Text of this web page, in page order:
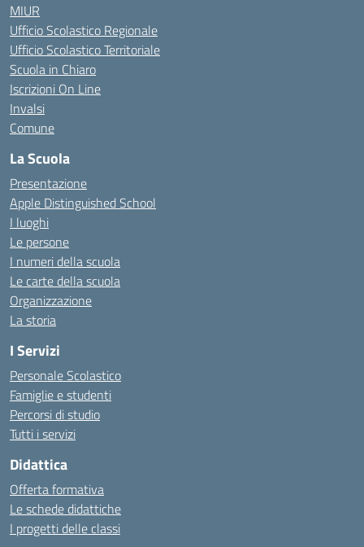
MIUR
Ufficio Scolastico Regionale
Ufficio Scolastico Territoriale
Scuola in Chiaro
Iscrizioni On Line
Invalsi
Comune
La Scuola
Presentazione
Apple Distinguished School
I luoghi
Le persone
I numeri della scuola
Le carte della scuola
Organizzazione
La storia
I Servizi
Personale Scolastico
Famiglie e studenti
Percorsi di studio
Tutti i servizi
Didattica
Offerta formativa
Le schede didattiche
I progetti delle classi